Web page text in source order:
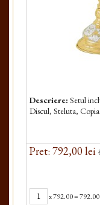
Descriere: Setul
Discul, Steluta,
Pret: 792,00 lei
x792.00=